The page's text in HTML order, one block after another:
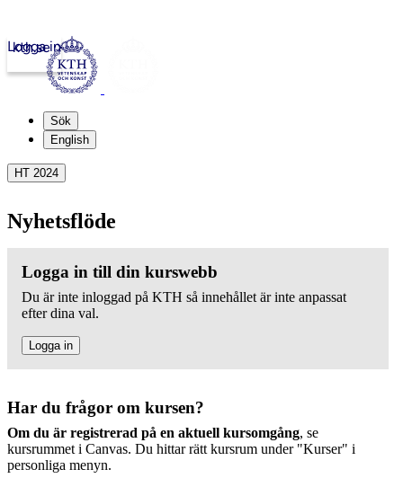
kth.se
Logga in
Sök
English
HT 2024
Nyhetsflöde
Logga in till din kurswebb
Du är inte inloggad på KTH så innehållet är inte anpassat
efter dina val.
Logga in
Har du frågor om kursen?
Om du är registrerad på en aktuell kursomgång, se
kursrummet i Canvas. Du hittar rätt kursrum under "Kurser" i
personliga menyn.